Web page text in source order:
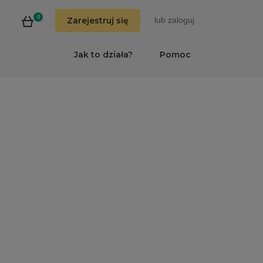
0 Zarejestruj się lub zaloguj
Pomoc
Jak to działa?